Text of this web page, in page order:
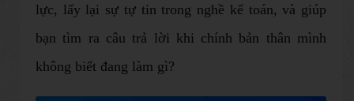
lực, lấy lại sự tự tin trong nghề kế toán, và giúp
bạn tìm ra câu trả lời khi chính bản thân mình
không biết đang làm gì?